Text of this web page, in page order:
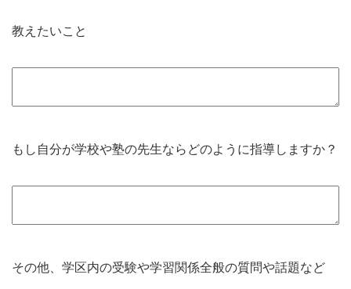
教えたいこと
もし自分が学校や塾の先生ならどのように指導しますか？
その他、学区内の受験や学習関係全般の質問や話題など